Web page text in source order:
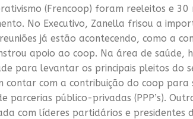
(Frencoop) foram reeleitos e
No Executivo, Zanella frisou a
já estão acontecendo, como a
apoio ao coop. Na área de saúde,
para levantar os principais pleitos do
contar com a contribuição do coop
parcerias público-privadas (PPP’s).
com líderes partidários e presidentes